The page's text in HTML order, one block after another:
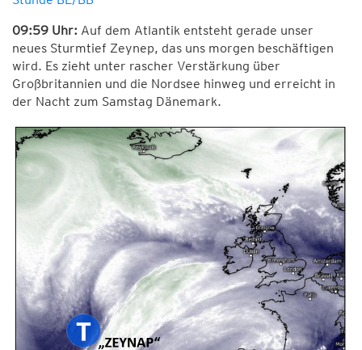
09:59 Uhr: Auf dem Atlantik entsteht gerade unser
neues Sturmtief Zeynep, das uns morgen beschäftigen
wird. Es zieht unter rascher Verstärkung über
Großbritannien und die Nordsee hinweg und erreicht in
der Nacht zum Samstag Dänemark.